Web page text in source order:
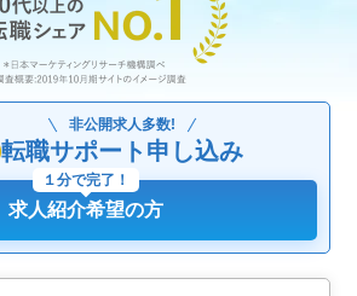
非公開求人多数!
転職サポート申し込み
求人紹介希望の方
１分で完了！